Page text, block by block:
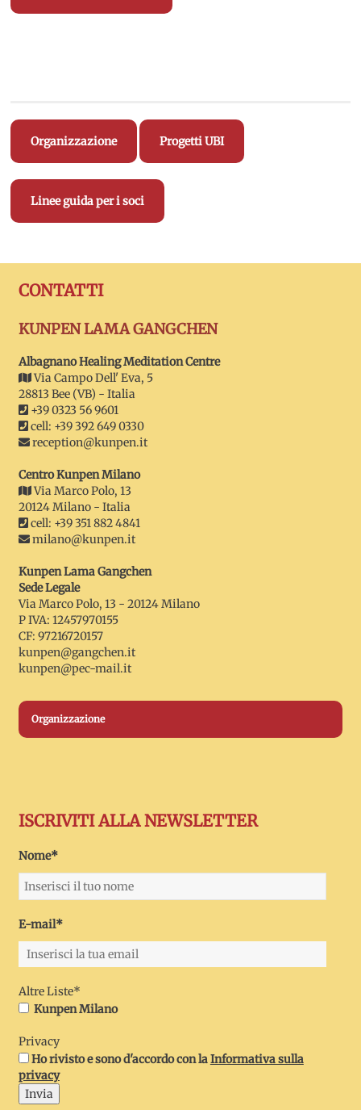
Organizzazione Progetti UBI
Linee guida per i soci
CONTATTI
KUNPEN LAMA GANGCHEN
Albagnano Healing Meditation Centre
Via Campo Dell' Eva, 5
28813 Bee (VB) - Italia
+39 0323 56 9601
cell: +39 392 649 0330
reception@kunpen.it
Centro Kunpen Milano
Via Marco Polo, 13
20124 Milano - Italia
cell: +39 351 882 4841
milano@kunpen.it
Kunpen Lama Gangchen
Sede Legale
Via Marco Polo, 13 - 20124 Milano
P IVA: 12457970155
CF: 97216720157
kunpen@gangchen.it
kunpen@pec-mail.it
Organizzazione
ISCRIVITI ALLA NEWSLETTER
Nome*
E-mail*
Altre Liste*
Kunpen Milano
Privacy
Ho rivisto e sono d'accordo con laInformativa sulla
privacy
Invia